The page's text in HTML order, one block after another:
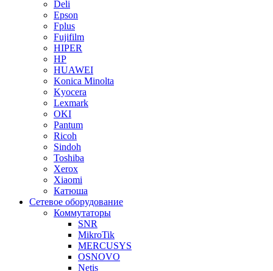
Deli
Epson
Fplus
Fujifilm
HIPER
HP
HUAWEI
Konica Minolta
Kyocera
Lexmark
OKI
Pantum
Ricoh
Sindoh
Toshiba
Xerox
Xiaomi
Катюша
Сетевое оборудование
Коммутаторы
SNR
MikroTik
MERCUSYS
OSNOVO
Netis